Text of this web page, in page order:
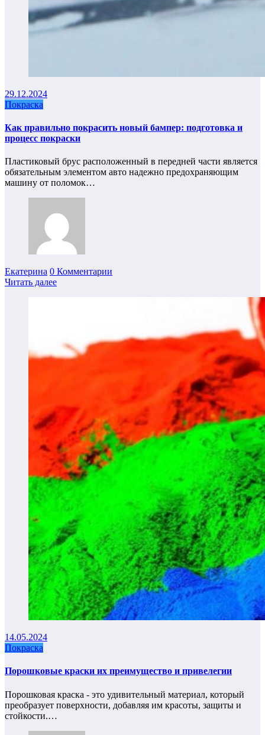
29.12.2024
Покраска
Как правильно покрасить новый бампер: подготовка и
процесс покраски
Пластиковый брус расположенный в передней части является
обязательным элементом авто надежно предохраняющим
машину от поломок…
Екатерина 0 Комментарии
Читать далее
14.05.2024
Покраска
Порошковые краски их преимущество и привелегии
Порошковая краска - это удивительный материал, который
преобразует поверхности, добавляя им красоты, защиты и
стойкости.…